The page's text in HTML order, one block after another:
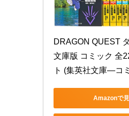
DRAGON QUEST
文庫版 コミック 全
ト (集英社文庫―コ
Amazonで